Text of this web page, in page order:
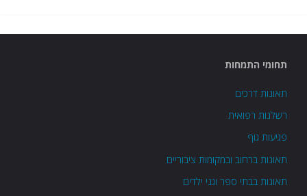
תחומי התמחות
תאונות דרכים
רשלנות רפואית
פגיעות גוף
תאונות ברחוב ובמקומות ציבוריים
תאונות בבתי ספר וגני ילדים